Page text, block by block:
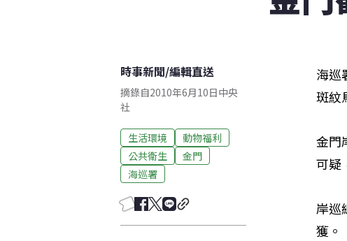
時事新聞/編輯直送
摘錄自2010年6月10日中央
社
生活環境
動物福利
公共衛生
金門
海巡署
海巡
斑紋
金門
可疑
岸巡
獲。